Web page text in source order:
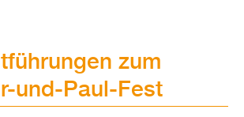
zum
und-Paul-Fest